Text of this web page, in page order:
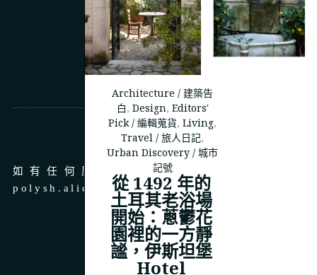
Architecture / 建築告
白, Design, Editors'
Pick / 編輯蒐貨,Living,
Travel / 旅人日記,
Urban Discovery / 城市
記號
從 1492 年的
土耳其老浴場
開始：蔥鬱花
園裡的一方靜
謐，伊斯坦堡
Hotel
商務合作
如有任何廣告、商務合作，請 email 至
polysh.alice@gmail.com
THEPOLYSH.COM